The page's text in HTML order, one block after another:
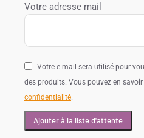
Votre adresse mail
Votre e-mail sera utilisé pour
des produits. Vous pouvez en
confidentialité.